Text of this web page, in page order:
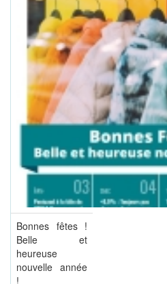
Bonnes fêtes !
Belle et
heureuse
nouvelle année
!